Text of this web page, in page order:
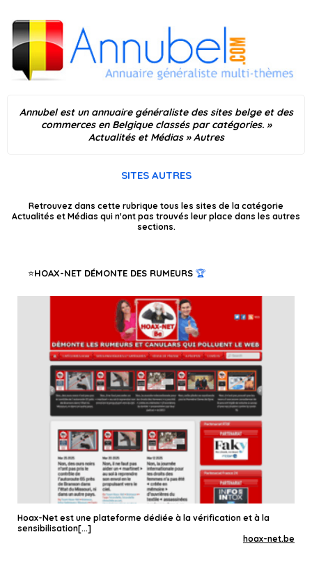
Annubel est un annuaire généraliste des sites belge et des
commerces en Belgique classés par catégories. »
Actualités et Médias » Autres
SITES AUTRES
Retrouvez dans cette rubrique tous les sites de la catégorie
Actualités et Médias qui n'ont pas trouvés leur place dans les autres
sections.
HOAX-NET DÉMONTE DES RUMEURS 🏆
Hoax-Net est une plateforme dédiée à la vérification et à la
sensibilisation[...]
hoax-net.be